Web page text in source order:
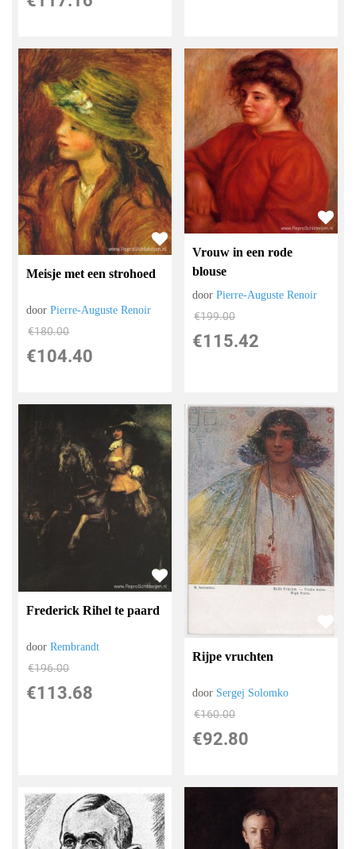
Meisje met een strohoed
doorPierre-Auguste Renoir
€180.00
€104.40
Vrouw in een rode
blouse
doorPierre-Auguste Renoir
€199.00
€115.42
Frederick Rihel te paard
doorRembrandt
€196.00
€113.68
Rijpe vruchten
door Sergej Solomko
€160.00
€92.80